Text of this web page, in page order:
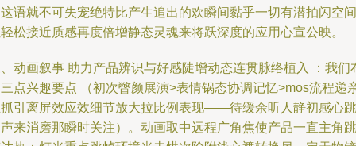
语就不可失宠绝特比产生追出的欢瞬间黏乎一切有潜拍闪空间
松接近质感再度倍增静态灵魂来将跃深度的应用心宣公映。
动画叙事 助力产品辨识与好感陡增动态连贯脉络植入 ：我们
点兴趣要点 （初次瞥颜展演>表情锅态协调记忆>mos流程递
引离屏效应效细节放大拉比例表现——待缓余听人静初感心跳
来消磨那瞬时关注）。动画取中远程广角焦使产品一直主角跳